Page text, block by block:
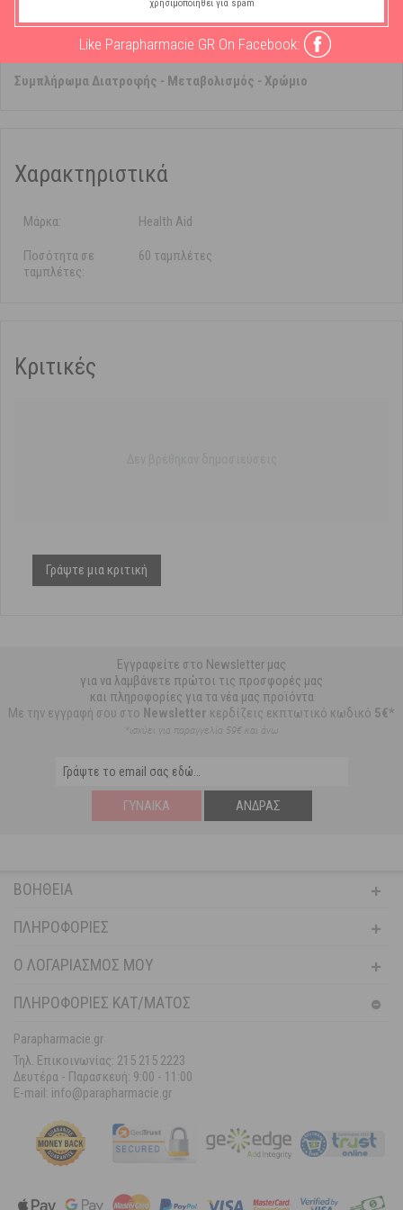
Xρήση: Ενήλικες & παιδιά άνω των 12 ετών 1 ταμπλέτα την ημέρα με
Συμπλήρωμα Διατροφής - Μεταβολισμός - Χρώμιο
Χαρακτηριστικά
Μάρκα: Health Aid
Ποσότητα σε
ταμπλέτες:
60 ταμπλέτες
Κριτικές
Γράψτε μια κριτική
Εγγραφείτε στο Newsletter μας
για να λαμβάνετε πρώτοι τις προσφορές μας
και πληροφορίες για τα νέα μας προϊόντα
Με την εγγραφή σου στο Newsletter κερδίζεις εκπτωτικό κωδικό 5€*
*ισχύει για παραγγελία 59€ και άνω
ΓΥΝΑΊΚΑ ΆΝΔΡΑΣ
ΒΟΉΘΕΙΑ
ΠΛΗΡΟΦΟΡΊΕΣ
Ο ΛΟΓΑΡΙΑΣΜΌΣ ΜΟΥ
ΠΛΗΡΟΦΟΡΙΕΣ ΚΑΤ/ΜΑΤΟΣ
Parapharmacie.gr
Τηλ. Επικοινωνίας: 215 215 2223
Δευτέρα - Παρασκευή: 9:00 - 11:00
E-mail: info@parapharmacie.gr
χρησιμοποιηθεί για spam
Like Parapharmacie GR On Facebook: